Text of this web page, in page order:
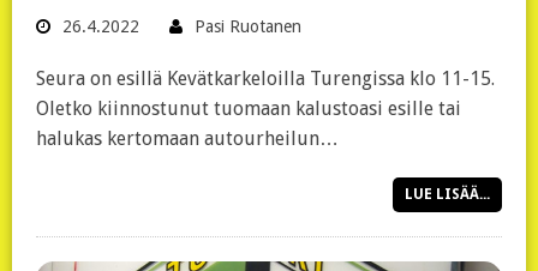
26.4.2022 Pasi Ruotanen
Seura on esillä Kevätkarkeloilla Turengissa klo 11-15.
Oletko kiinnostunut tuomaan kalustoasi esille tai
halukas kertomaan autourheilun…
LUE LISÄÄ...